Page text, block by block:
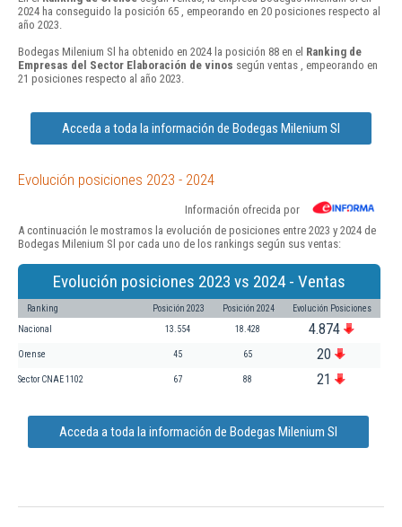
2024 ha conseguido la posición 65 , empeorando en 20 posiciones respecto al
año 2023.
Bodegas Milenium Sl ha obtenido en 2024 la posición 88 en el Ranking de
Empresas del Sector Elaboración de vinos según ventas , empeorando en
21 posiciones respecto al año 2023.
Acceda a toda la información de Bodegas Milenium Sl
Evolución posiciones 2023 - 2024
Información ofrecida por
A continuación le mostramos la evolución de posiciones entre 2023 y 2024 de
Bodegas Milenium Sl por cada uno de los rankings según sus ventas:
Evolución posiciones 2023 vs 2024 - Ventas
Ranking Posición 2023 Posición 2024 Evolución Posiciones
Nacional 13.554 18.428 4.874
Orense 45 65 20
Sector CNAE 1102 67 88 21
Acceda a toda la información de Bodegas Milenium Sl